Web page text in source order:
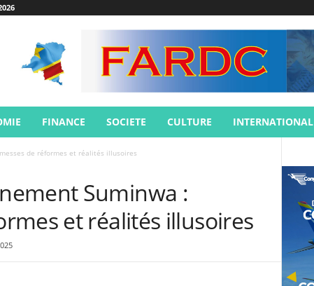
FINANCE SOCIETE CULTURE INTERNATIONAL
de réformes et réalités illusoires
Suminwa :
et réalités illusoires